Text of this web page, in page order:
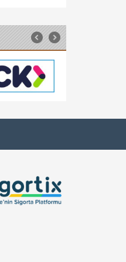
veteriner
fiyatı
tüm acil
sizi ve